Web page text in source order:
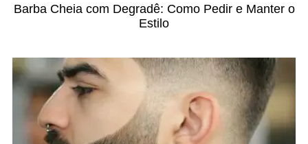
Barba Cheia com Degradê: Como Pedir e Manter o
Estilo